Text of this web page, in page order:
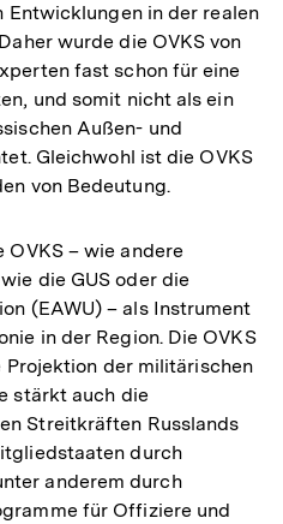
Entwicklungen in der realen
wurde die OVKS von
fast schon für eine
und somit nicht als ein
Außen- und
Gleichwohl ist die OVKS
von Bedeutung.
– wie andere
die GUS oder die
(EAWU) – als Instrument
in der Region. Die OVKS
der militärischen
stärkt auch die
Streitkräften Russlands
durch
anderem durch
für Offiziere und